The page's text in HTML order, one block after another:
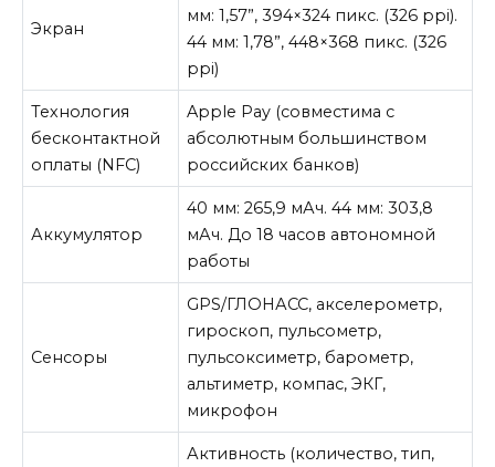
Экран
мм: 1,57”, 394×324 пикс. (326 ppi).
44 мм: 1,78”, 448×368 пикс. (326
ppi)
Технология
бесконтактной
оплаты (NFC)
Apple Pay (совместима с
абсолютным большинством
российских банков)
Аккумулятор
40 мм: 265,9 мАч. 44 мм: 303,8
мАч. До 18 часов автономной
работы
Сенсоры
GPS/ГЛОНАСС, акселерометр,
гироскоп, пульсометр,
пульсоксиметр, барометр,
альтиметр, компас, ЭКГ,
микрофон
Активность (количество, тип,